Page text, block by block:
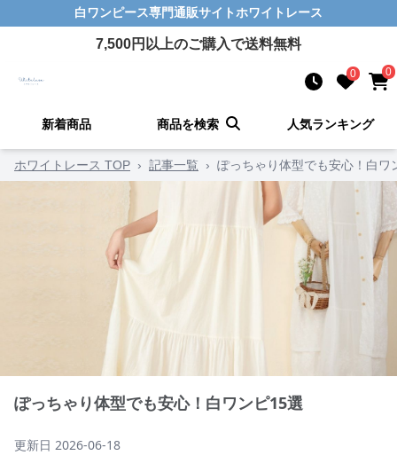
白ワンピース専門通販サイトホワイトレース
7,500円以上のご購入で送料無料
0 0
新着商品 商品を検索 人気ランキング
ホワイトレース TOP › 記事一覧 › ぽっちゃり体型でも安心！白ワ
ぽっちゃり体型でも安心！白ワンピ15選
更新日 2026-06-18